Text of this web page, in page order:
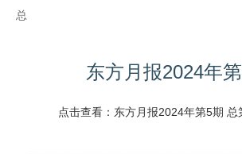
总
东方月报2024年
点击查看： 东方月报2024年第5期 总